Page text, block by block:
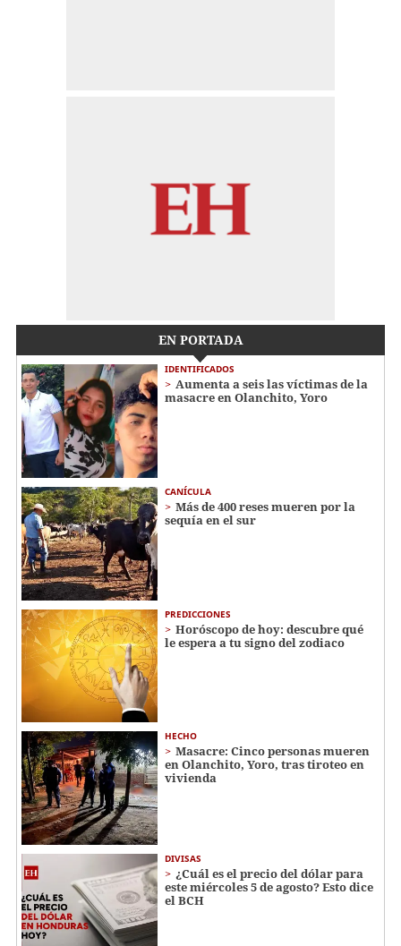
EN PORTADA
IDENTIFICADOS
Aumenta a seis las víctimas de la
masacre en Olanchito, Yoro
CANÍCULA
Más de 400 reses mueren por la
sequía en el sur
PREDICCIONES
Horóscopo de hoy: descubre qué
le espera a tu signo del zodiaco
HECHO
Masacre: Cinco personas mueren
en Olanchito, Yoro, tras tiroteo en
vivienda
DIVISAS
¿Cuál es el precio del dólar para
este miércoles 5 de agosto? Esto dice
el BCH